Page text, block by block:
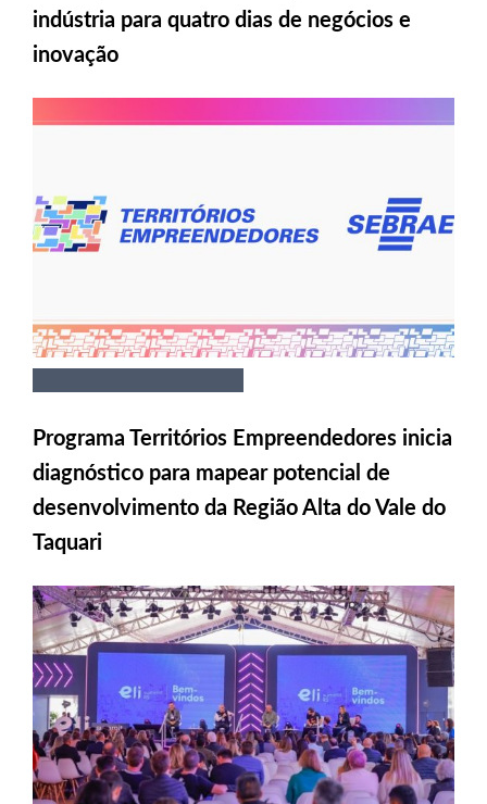
indústria para quatro dias de negócios e
inovação
Programa Territórios Empreendedores inicia
diagnóstico para mapear potencial de
desenvolvimento da Região Alta do Vale do
Taquari